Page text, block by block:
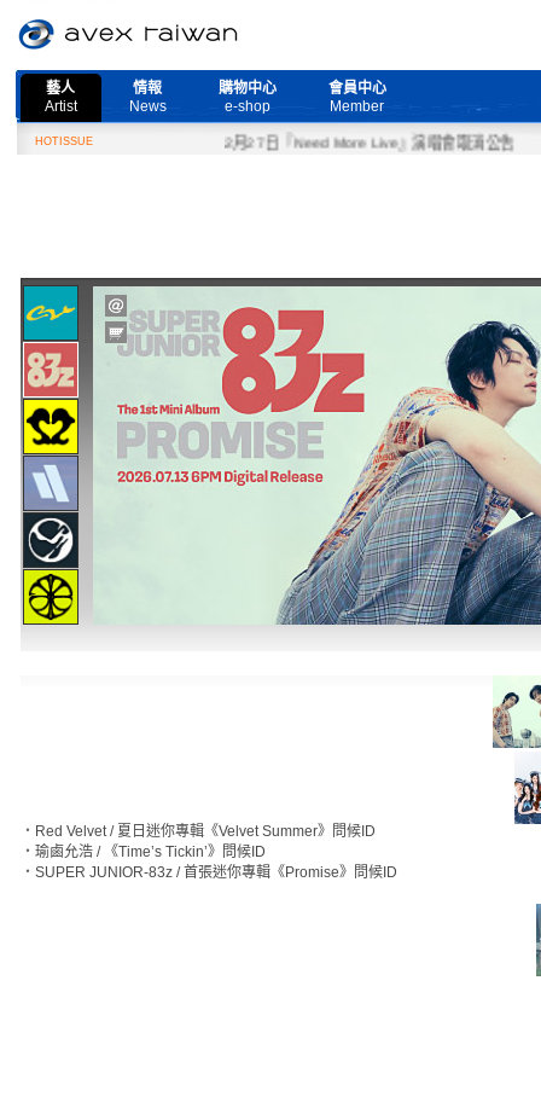
藝人
Artist
情報
News
購物中心
e-shop
會員中心
Member
HOTISSUE 2月27日『Need More Live』演唱會取消公告
‧ Red Velvet / 夏日迷你專輯《Velvet Summer》問候ID
‧ 瑜鹵允浩 / 《Time’s Tickin’》問候ID
‧ SUPER JUNIOR-83z / 首張迷你專輯《Promise》問候ID